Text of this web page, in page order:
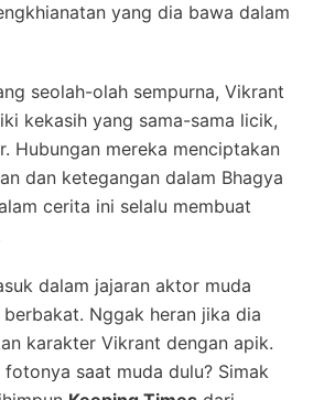
yang dia bawa dalam
seolah-olah sempurna, Vikrant
kekasih yang sama-sama licik,
Hubungan mereka menciptakan
dan ketegangan dalam Bhagya
cerita ini selalu membuat
dalam jajaran aktor muda
Nggak heran jika dia
karakter Vikrant dengan apik.
fotonya saat muda dulu? Simak